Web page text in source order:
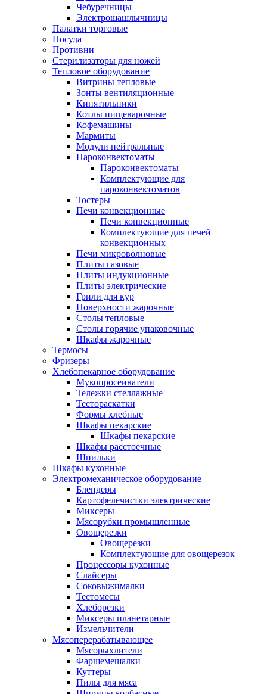
Чебуречницы
Электрошашлычницы
Палатки торговые
Посуда
Противни
Стерилизаторы для ножей
Тепловое оборудование
Витрины тепловые
Зонты вентиляционные
Кипятильники
Котлы пищеварочные
Кофемашины
Мармиты
Модули нейтральные
Пароконвектоматы
Пароконвектоматы
Комплектующие для
пароконвектоматов
Тостеры
Печи конвекционные
Печи конвекционные
Комплектующие для печей
конвекционных
Печи микроволновые
Плиты газовые
Плиты индукционные
Плиты электрические
Грили для кур
Поверхности жарочные
Столы тепловые
Столы горячие упаковочные
Шкафы жарочные
Термосы
Фризеры
Хлебопекарное оборудование
Мукопросеиватели
Тележки стеллажные
Тестораскатки
Формы хлебные
Шкафы пекарские
Шкафы пекарские
Шкафы расстоечные
Шпильки
Шкафы кухонные
Электромеханическое оборудование
Блендеры
Картофелечистки электрические
Миксеры
Мясорубки промышленные
Овощерезки
Овощерезки
Комплектующие для овощерезок
Процессоры кухонные
Слайсеры
Соковыжималки
Тестомесы
Хлеборезки
Миксеры планетарные
Измельчители
Мясоперерабатывающее
Мясорыхлители
Фаршемешалки
Куттеры
Пилы для мяса